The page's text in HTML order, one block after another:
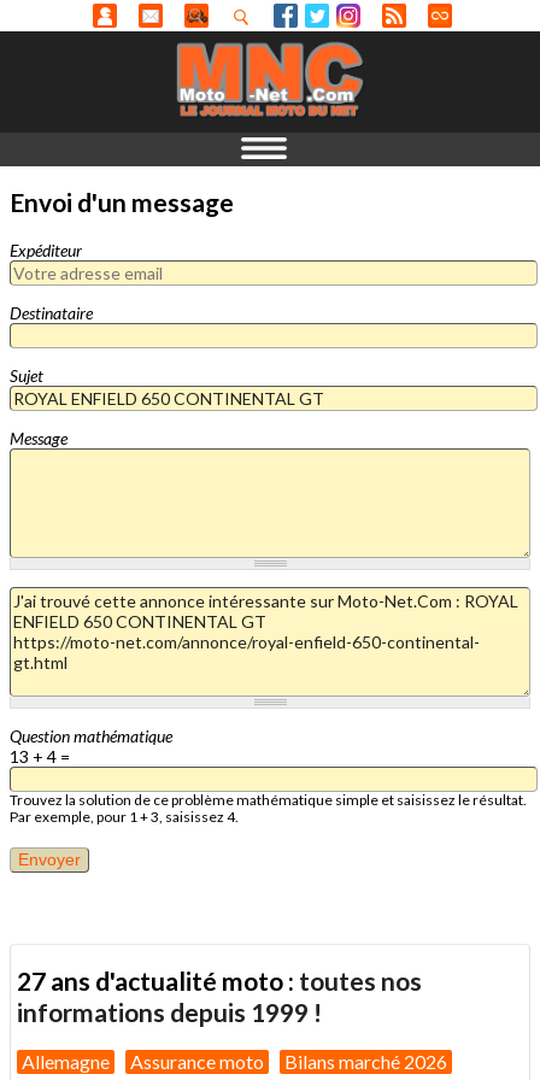
Envoi d'un message
Expéditeur
Destinataire
Sujet
Message
Question mathématique
13 + 4 =
Trouvez la solution de ce problème mathématique simple et saisissez le résultat.
Par exemple, pour 1 + 3, saisissez 4.
27 ans d'actualité moto : toutes nos
informations depuis 1999 !
Allemagne Assurance moto Bilans marché 2026